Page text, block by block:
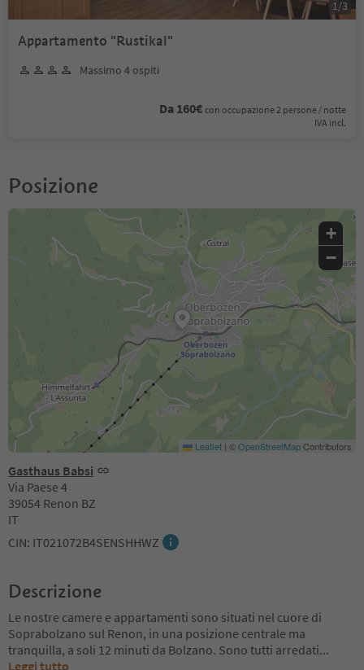
Appartamento "Rustikal"
Massimo 4 ospiti
Da 160€ con occupazione 2 persone / notte
IVA incl.
1 /3
Posizione
Gasthaus Babsi
Via Paese 4
39054 Renon BZ
IT
CIN: IT021072B4SENSHHWZ
+
−
Leaflet | ©OpenStreetMapContributors
Descrizione
Le nostre camere e appartamenti sono situati nel cuore di
Soprabolzano sul Renon, in una posizione centrale ma
tranquilla, a soli 12 minuti da Bolzano. Sono tutti arredati...
Leggi tutto